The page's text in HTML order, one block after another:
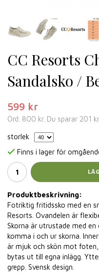
CC Resorts
Sandalsko /
599 kr
Ord. 800 kr. Du sparar 201 kr
storlek
Finns i lager för
Produktbeskrivning:
Fotriktig fritidssko med en
Resorts. Ovandelen är
Skorna är utrustade med
komma i och ur skorna.
är mjuk och skön mot
bytas ut till egna inlägg.
grepp. Svensk design.